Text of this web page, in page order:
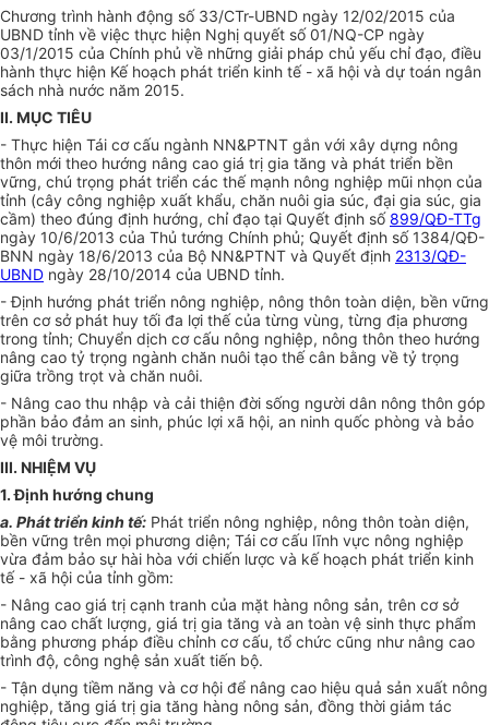
Chương trình hành động số 33/CTr-UBND ngày 12/02/2015 của
UBND tỉnh về việc thực hiện Nghị quyết số 01/NQ-CP ngày
03/1/2015 của Chính phủ về những giải pháp chủ yếu chỉ đạo, điều
hành thực hiện Kế hoạch phát triển kinh tế - xã hội và dự toán ngân
sách nhà nước năm 2015.
II. MỤC TIÊU
- Thực hiện Tái cơ cấu ngành NN&PTNT gắn với xây dựng nông
thôn mới theo hướng nâng cao giá trị gia tăng và phát triển bền
vững, chú trọng phát triển các thế mạnh nông nghiệp mũi nhọn của
tỉnh (cây công nghiệp xuất khẩu, chăn nuôi gia súc, đại gia súc, gia
cầm) theo đúng định hướng, chỉ đạo tại Quyết định số899/QĐ-TTg
ngày 10/6/2013 của Thủ tướng Chính phủ; Quyết định số 1384/QĐ-
BNN ngày 18/6/2013 của Bộ NN&PTNT và Quyết định 2313/QĐ-
UBND ngày 28/10/2014 của UBND tỉnh.
- Định hướng phát triển nông nghiệp, nông thôn toàn diện, bền vững
trên cơ sở phát huy tối đa lợi thế của từng vùng, từng địa phương
trong tỉnh; Chuyển dịch cơ cấu nông nghiệp, nông thôn theo hướng
nâng cao tỷ trọng ngành chăn nuôi tạo thế cân bằng về tỷ trọng
giữa trồng trọt và chăn nuôi.
- Nâng cao thu nhập và cải thiện đời sống người dân nông thôn góp
phần bảo đảm an sinh, phúc lợi xã hội, an ninh quốc phòng và bảo
vệ môi trường.
III. NHIỆM VỤ
1. Định hướng chung
a. Phát triển kinh tế: Phát triển nông nghiệp, nông thôn toàn diện,
bền vững trên mọi phương diện; Tái cơ cấu lĩnh vực nông nghiệp
vừa đảm bảo sự hài hòa với chiến lược và kế hoạch phát triển kinh
tế - xã hội của tỉnh gồm:
- Nâng cao giá trị cạnh tranh của mặt hàng nông sản, trên cơ sở
nâng cao chất lượng, giá trị gia tăng và an toàn vệ sinh thực phẩm
bằng phương pháp điều chỉnh cơ cấu, tổ chức cũng như nâng cao
trình độ, công nghệ sản xuất tiến bộ.
- Tận dụng tiềm năng và cơ hội để nâng cao hiệu quả sản xuất nông
nghiệp, tăng giá trị gia tăng hàng nông sản, đồng thời giảm tác